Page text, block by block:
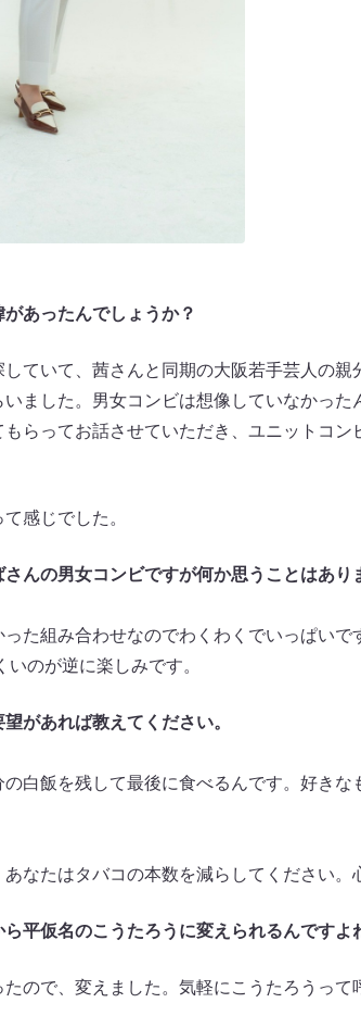
あったんでしょうか？
ていて、茜さんと同期の大阪若手芸人の親
ました。男女コンビは想像していなかっ
らってお話させていただき、ユニットコ
感じでした。
んの男女コンビですが何か思うことはあり
た組み合わせなのでわくわくでいっぱいで
のが逆に楽しみです。
があれば教えてください。
白飯を残して最後に食べるんです。好きな
なたはタバコの本数を減らしてください。
平仮名のこうたろうに変えられるんですよ
ので、変えました。気軽にこうたろうって